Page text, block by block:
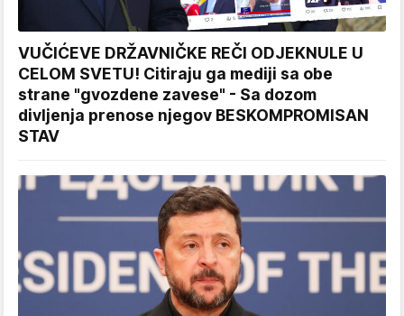
VUČIĆEVE DRŽAVNIČKE REČI ODJEKNULE U
CELOM SVETU! Citiraju ga mediji sa obe
strane "gvozdene zavese" - Sa dozom
divljenja prenose njegov BESKOMPROMISAN
STAV